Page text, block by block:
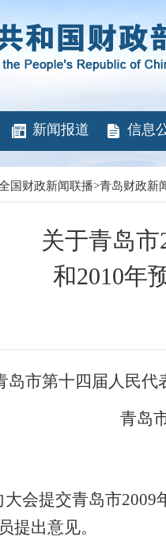
新闻报道 信息
国财政新闻联播>青岛财政新
关于青岛
和2010年
岛市第十四届 人民代
青岛
会提交青岛市2009
提出意见。